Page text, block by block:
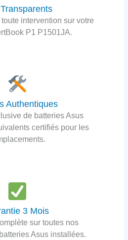
intervention sur votre
P1 P1501JA.
Authentiques
de batteries Asus
certifiés pour les
3 Mois
sur toutes nos
Asus installées.